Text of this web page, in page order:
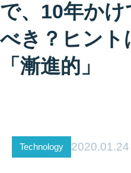
で、10年か
べき？ヒント
「漸進的」
Technology 2020.01.24